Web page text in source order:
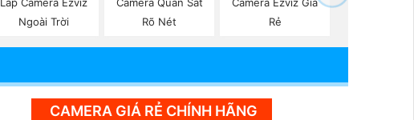
Lắp Camera Ezviz
Ngoài Trời
Camera Quan Sát
Rõ Nét
Camera Ezviz Giá
Rẻ
CAMERA GIÁ RẺ CHÍNH HÃNG